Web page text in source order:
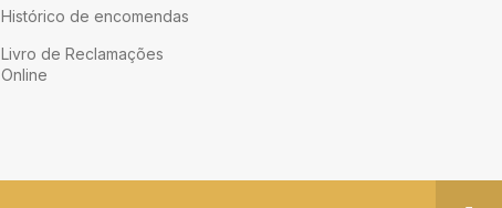
Histórico de encomendas
Livro de Reclamações
Online